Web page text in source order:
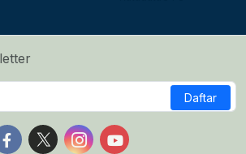
Daftar
Follow us on Facebook
Follow us on X
Follow us on Instagram
Follow us on